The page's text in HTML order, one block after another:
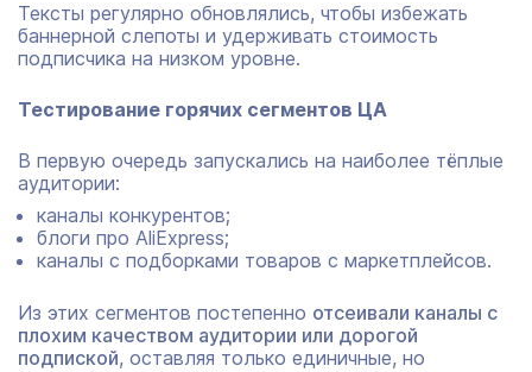
Тексты регулярно обновлялись, чтобы избежать
баннерной слепоты и удерживать стоимость
подписчика на низком уровне.
Тестирование горячих сегментов ЦА
В первую очередь запускались на наиболее тёплые
аудитории:
каналы конкурентов;
блоги про AliExpress;
каналы с подборками товаров с маркетплейсов.
Из этих сегментов постепенно отсеивали каналы с
плохим качеством аудитории или дорогой
подпиской, оставляя только единичные, но